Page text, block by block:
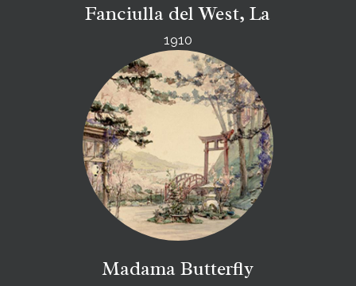
Fanciulla del West, La
1910
Madama Butterfly